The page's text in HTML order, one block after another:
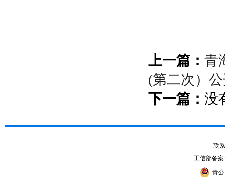
上一篇： 青
(第二次）
下一篇： 没
联
工信部备
青公